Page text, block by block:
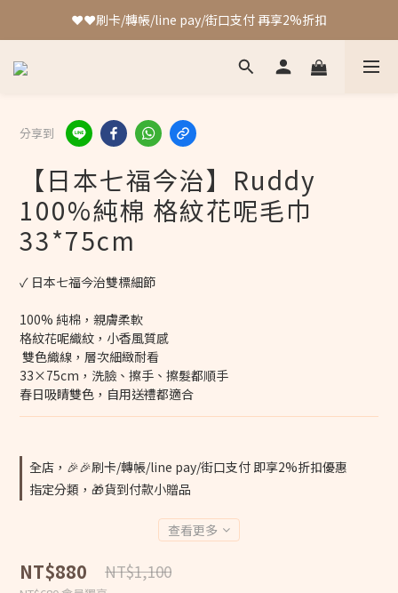
❤️❤️刷卡/轉帳/line pay/街口支付 再享2%折扣
加入會員 最高可獲得4%回饋!!
❤️❤️刷卡/轉帳/line pay/街口支付 再享2%折扣
分享到
【日本七福今治】Ruddy
100%純棉 格紋花呢毛巾
33*75cm
✓ 日本七福今治雙標細節
100% 純棉，親膚柔軟
格紋花呢織紋，小香風質感
雙色織線，層次細緻耐看
33×75cm，洗臉、擦手、擦髮都順手
春日吸睛雙色，自用送禮都適合
全店，🎉🎉刷卡/轉帳/line pay/街口支付 即享2%折扣優惠
指定分類，🎁貨到付款小贈品
查看更多
NT$880 NT$1,100